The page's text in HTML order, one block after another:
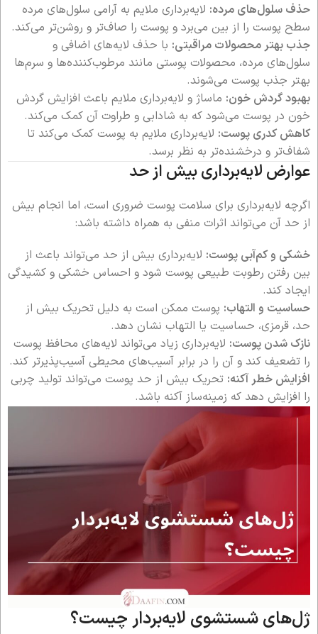
حذف سلول‌های مرده: لایه‌برداری ملایم به آرامی سلول‌های مرده
سطح پوست را از بین می‌برد و پوست را صاف‌تر و روشن‌تر می‌کند.
جذب بهتر محصولات مراقبتی: با حذف لایه‌های اضافی و
سلول‌های مرده، محصولات پوستی مانند مرطوب‌کننده‌ها و سرم‌ها
بهتر جذب پوست می‌شوند.
بهبود گردش خون: ماساژ و لایه‌برداری ملایم باعث افزایش گردش
خون در پوست می‌شود که به شادابی و طراوت آن کمک می‌کند.
کاهش کدری پوست: لایه‌برداری ملایم به پوست کمک می‌کند تا
شفاف‌تر و درخشنده‌تر به نظر برسد.
عوارض لایه‌برداری بیش از حد
اگرچه لایه‌برداری برای سلامت پوست ضروری است، اما انجام بیش
از حد آن می‌تواند اثرات منفی به همراه داشته باشد:
خشکی و کم‌آبی پوست: لایه‌برداری بیش از حد می‌تواند باعث از
بین رفتن رطوبت طبیعی پوست شود و احساس خشکی و کشیدگی
ایجاد کند.
حساسیت و التهاب: پوست ممکن است به دلیل تحریک بیش از
حد، قرمزی، حساسیت یا التهاب نشان دهد.
نازک شدن پوست: لایه‌برداری زیاد می‌تواند لایه‌های محافظ پوست
را تضعیف کند و آن را در برابر آسیب‌های محیطی آسیب‌پذیرتر کند.
افزایش خطر آکنه: تحریک بیش از حد پوست می‌تواند تولید چربی
را افزایش دهد که زمینه‌ساز آکنه باشد.
ژل‌های شستشوی لایه‌بردار چیست؟